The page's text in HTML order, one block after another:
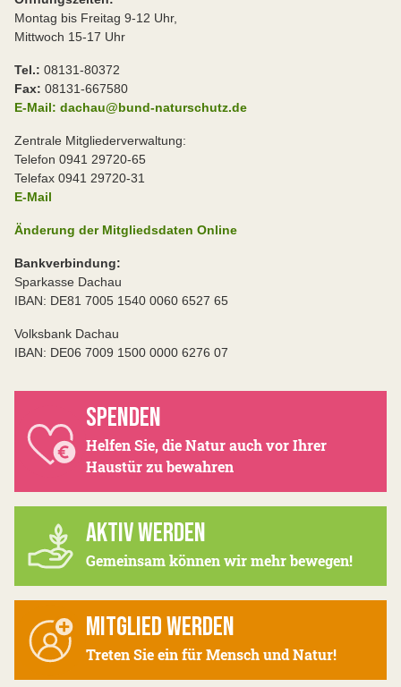
Montag bis Freitag 9-12 Uhr,
Mittwoch 15-17 Uhr
Tel.: 08131-80372
Fax: 08131-667580
E-Mail: dachau@bund-naturschutz.de
Zentrale Mitgliederverwaltung:
Telefon 0941 29720-65
Telefax 0941 29720-31
E-Mail
Änderung der Mitgliedsdaten Online
Bankverbindung:
Sparkasse Dachau
IBAN: DE81 7005 1540 0060 6527 65
Volksbank Dachau
IBAN: DE06 7009 1500 0000 6276 07
SPENDEN
Helfen Sie, die Natur auch vor Ihrer
Haustür zu bewahren
AKTIV WERDEN
Gemeinsam können wir mehr bewegen!
MITGLIED WERDEN
Treten Sie ein für Mensch und Natur!